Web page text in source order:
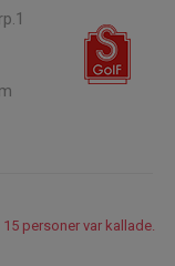
personer var kallade.